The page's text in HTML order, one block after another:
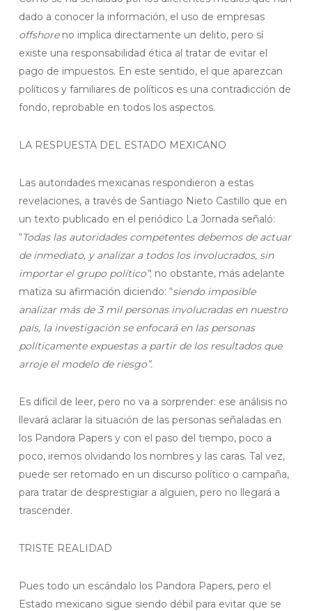
dado a conocer la información, el uso de empresas
offshoreno implica directamente un delito, pero sí
existe una responsabilidad ética al tratar de evitar el
pago de impuestos. En este sentido, el que aparezcan
políticos y familiares de políticos es una contradicción de
fondo, reprobable en todos los aspectos.
LA RESPUESTA DEL ESTADO MEXICANO
Las autoridades mexicanas respondieron a estas
revelaciones, a través de Santiago Nieto Castillo que en
un texto publicado en el periódico La Jornada señaló:
“Todas las autoridades competentes debemos de actuar
de inmediato, y analizar a todos los involucrados, sin
importar el grupo político”; no obstante, más adelante
matiza su afirmación diciendo: “siendo imposible
analizar más de 3 mil personas involucradas en nuestro
país, la investigación se enfocará en las personas
políticamente expuestas a partir de los resultados que
arroje el modelo de riesgo”.
Es difícil de leer, pero no va a sorprender: ese análisis no
llevará aclarar la situación de las personas señaladas en
los Pandora Papers y con el paso del tiempo, poco a
poco, iremos olvidando los nombres y las caras. Tal vez,
puede ser retomado en un discurso político o campaña,
para tratar de desprestigiar a alguien, pero no llegará a
trascender.
TRISTE REALIDAD
Pues todo un escándalo los Pandora Papers, pero el
Estado mexicano sigue siendo débil para evitar que se